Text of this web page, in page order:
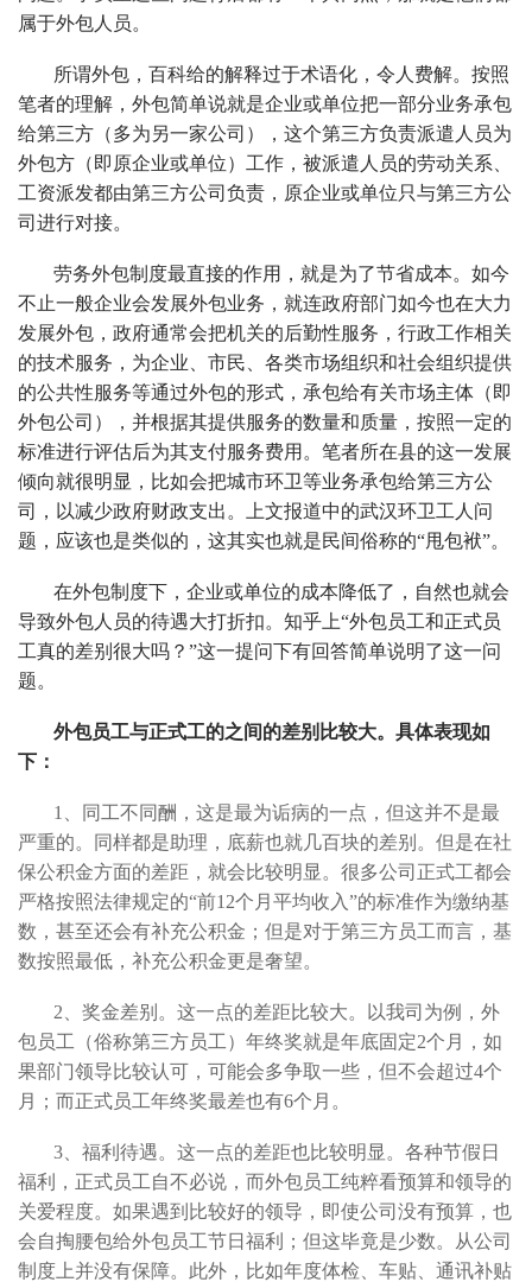
属于外包人员。
所谓外包，百科给的解释过于术语化，令人费解。按照
笔者的理解，外包简单说就是企业或单位把一部分业务承包
给第三方（多为另一家公司），这个第三方负责派遣人员为
外包方（即原企业或单位）工作，被派遣人员的劳动关系、
工资派发都由第三方公司负责，原企业或单位只与第三方公
司进行对接。
劳务外包制度最直接的作用，就是为了节省成本。如今
不止一般企业会发展外包业务，就连政府部门如今也在大力
发展外包，政府通常会把机关的后勤性服务，行政工作相关
的技术服务，为企业、市民、各类市场组织和社会组织提供
的公共性服务等通过外包的形式，承包给有关市场主体（即
外包公司），并根据其提供服务的数量和质量，按照一定的
标准进行评估后为其支付服务费用。笔者所在县的这一发展
倾向就很明显，比如会把城市环卫等业务承包给第三方公
司，以减少政府财政支出。上文报道中的武汉环卫工人问
题，应该也是类似的，这其实也就是民间俗称的“甩包袱”。
在外包制度下，企业或单位的成本降低了，自然也就会
导致外包人员的待遇大打折扣。知乎上“外包员工和正式员
工真的差别很大吗？”这一提问下有回答简单说明了这一问
题。
外包员工与正式工的之间的差别比较大。具体表现如
下：
1、同工不同酬，这是最为诟病的一点，但这并不是最
严重的。同样都是助理，底薪也就几百块的差别。但是在社
保公积金方面的差距，就会比较明显。很多公司正式工都会
严格按照法律规定的“前12个月平均收入”的标准作为缴纳基
数，甚至还会有补充公积金；但是对于第三方员工而言，基
数按照最低，补充公积金更是奢望。
2、奖金差别。这一点的差距比较大。以我司为例，外
包员工（俗称第三方员工）年终奖就是年底固定2个月，如
果部门领导比较认可，可能会多争取一些，但不会超过4个
月；而正式员工年终奖最差也有6个月。
3、福利待遇。这一点的差距也比较明显。各种节假日
福利，正式员工自不必说，而外包员工纯粹看预算和领导的
关爱程度。如果遇到比较好的领导，即使公司没有预算，也
会自掏腰包给外包员工节日福利；但这毕竟是少数。从公司
制度上并没有保障。此外，比如年度体检、车贴、通讯补贴